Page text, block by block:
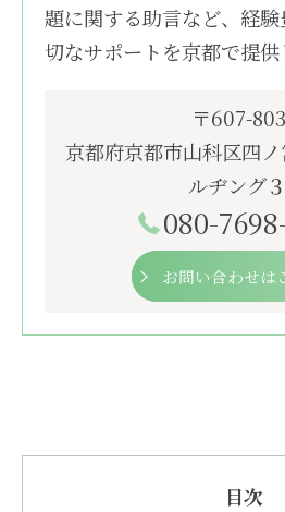
題に関する助言など、経
切なサポートを京都で提供
〒607-
京都府京都市山科区四
ルヂング
080-
お問い合わせは
目次